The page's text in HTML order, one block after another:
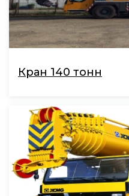
Кран 140 тонн